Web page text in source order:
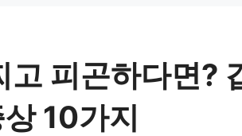
고 피곤하다면?
10가지